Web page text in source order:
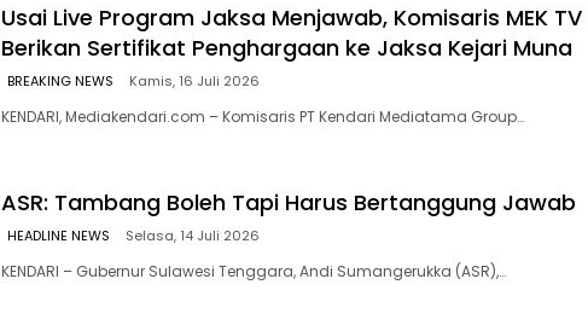
Usai Live Program Jaksa Menjawab, Komisaris MEK TV
Berikan Sertifikat Penghargaan ke Jaksa Kejari Muna
BREAKING NEWS Kamis, 16 Juli 2026
‎KENDARI, Mediakendari.com – Komisaris PT Kendari Mediatama Group…
ASR: Tambang Boleh Tapi Harus Bertanggung Jawab
HEADLINE NEWS Selasa, 14 Juli 2026
KENDARI – Gubernur Sulawesi Tenggara, Andi Sumangerukka (ASR),…